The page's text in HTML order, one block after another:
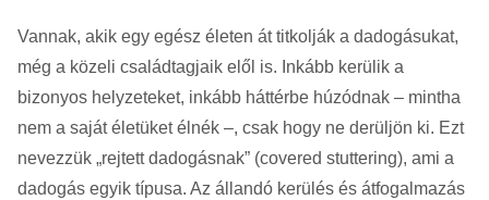
Vannak, akik egy egész életen át titkolják a dadogásukat,
még a közeli családtagjaik elől is. Inkább kerülik a
bizonyos helyzeteket, inkább háttérbe húzódnak – mintha
nem a saját életüket élnék –, csak hogy ne derüljön ki. Ezt
nevezzük „rejtett dadogásnak” (covered stuttering), ami a
dadogás egyik típusa. Az állandó kerülés és átfogalmazás